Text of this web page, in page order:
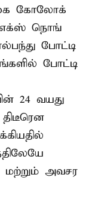
கோலோக்
எக்ஸ் நொங்
போட்டி
போட்டி
24 வயது
மற்றும் அவசர